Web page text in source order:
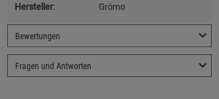
Hersteller:
Grömo
Bewertungen
Fragen und Antworten